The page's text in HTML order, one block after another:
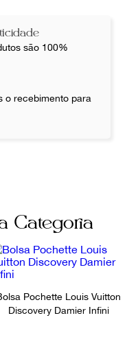
Fale com a nossa
são 100%
o recebimento para
Categoria
Pochette Louis Vuitton
Discovery Damier Infini